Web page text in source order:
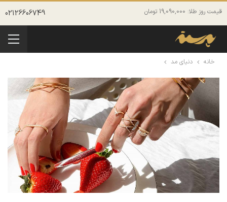
قیمت روز طلا: 19,090,000 تومان 02126606749
خانه دنیای مد